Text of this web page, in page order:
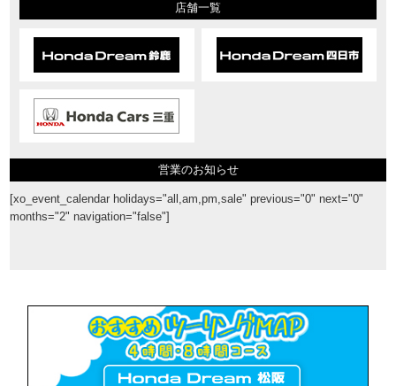
店舗一覧
営業のお知らせ
[xo_event_calendar holidays="all,am,pm,sale" previous="0" next="0"
months="2" navigation="false"]